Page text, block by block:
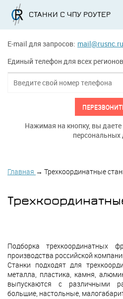
СТАНКИ С ЧПУ РОУТЕР
E-mail для запросов: mail@rusnc.ru
Единый телефон для всех
Нажимая на кнопку, вы даете
Главная → Трехкоординатные
Подборка трехкоординатных
производства российской
Станки подходят для
металла, пластика, камня,
выпускаются с различными
большие, настольные,